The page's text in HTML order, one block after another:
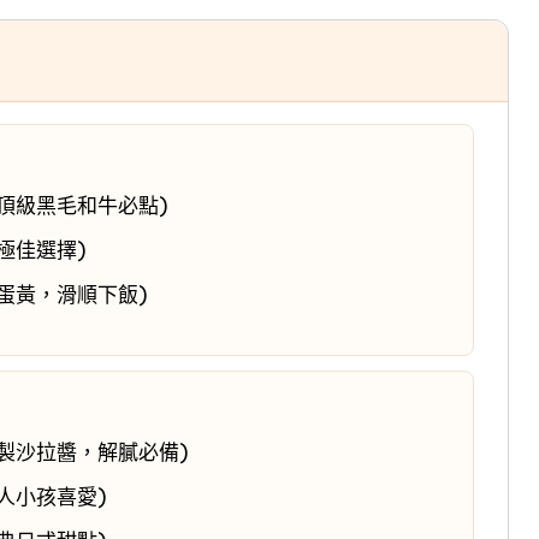
級黑毛和牛必點)
佳選擇)
黃，滑順下飯)
沙拉醬，解膩必備)
小孩喜愛)